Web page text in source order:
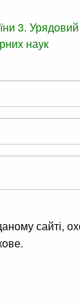
3.
наук
сайті,